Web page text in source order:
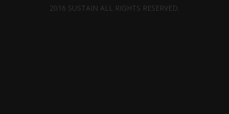
2016 SUSTAIN ALL RIGHTS RESERVED.